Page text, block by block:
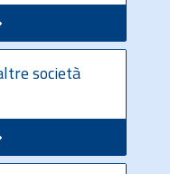
società